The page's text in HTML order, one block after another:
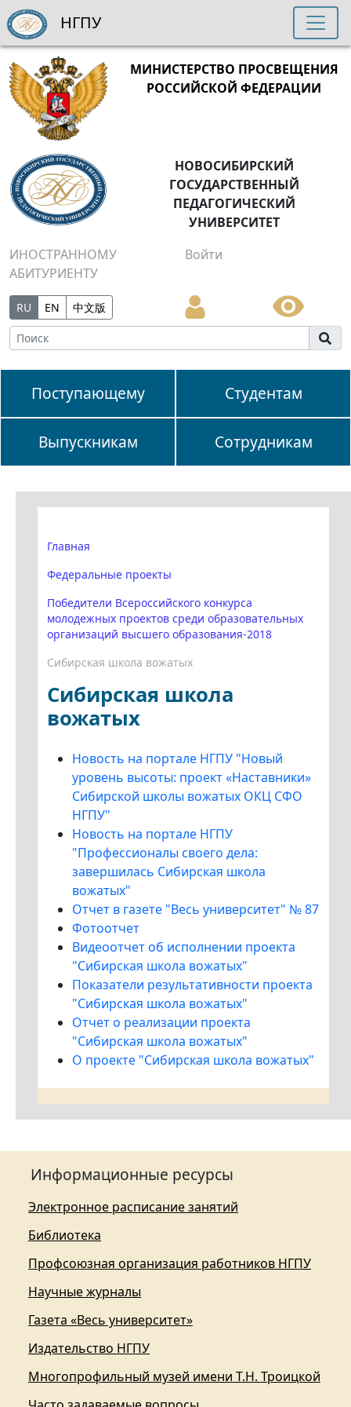
МИНИСТЕРСТВО ПРОСВЕЩЕНИЯ
РОССИЙСКОЙ ФЕДЕРАЦИИ
НОВОСИБИРСКИЙ
ГОСУДАРСТВЕННЫЙ
ПЕДАГОГИЧЕСКИЙ
УНИВЕРСИТЕТ
ИНОСТРАННОМУ
АБИТУРИЕНТУ
Войти
RU EN 中文版
Поступающему Студентам
Выпускникам Сотрудникам
НГПУ
Главная
Федеральные проекты
Победители Всероссийского конкурса
молодежных проектов среди образовательных
организаций высшего образования-2018
Сибирская школа вожатых
Сибирская школа
вожатых
Новость на портале НГПУ "Новый
уровень высоты: проект «Наставники»
Сибирской школы вожатых ОКЦ СФО
НГПУ"
Новость на портале НГПУ
"Профессионалы своего дела:
завершилась Сибирская школа
вожатых"
Отчет в газете "Весь университет" № 87
Фотоотчет
Видеоотчет об исполнении проекта
"Сибирская школа вожатых"
Показатели результативности проекта
"Сибирская школа вожатых"
Отчет о реализации проекта
"Сибирская школа вожатых"
О проекте "Сибирская школа вожатых"
Информационные ресурсы
Электронное расписание занятий
Библиотека
Профсоюзная организация работников НГПУ
Научные журналы
Газета «Весь университет»
Издательство НГПУ
Многопрофильный музей имени Т.Н. Троицкой